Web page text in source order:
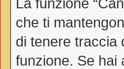
che ti
di tenere traccia
funzione. Se hai